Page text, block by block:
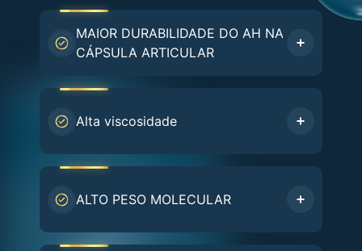
MAIOR DURABILIDADE DO AH NA
CÁPSULA ARTICULAR
Alta viscosidade
ALTO PESO MOLECULAR